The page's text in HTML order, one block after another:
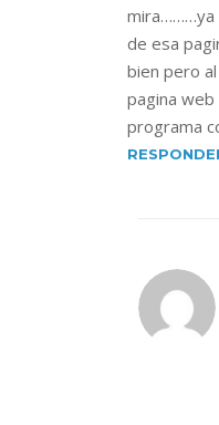
mira………ya
de esa
bien pero
pagina
programa